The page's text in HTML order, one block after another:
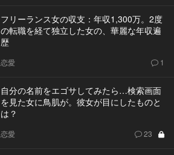
フリーランス女の収支：年収1,300万。2度
の転職を経て独立した女の、華麗な年収遍
歴
恋愛 1
自分の名前をエゴサしてみたら…検索画面
を見た女に鳥肌が。彼女が目にしたものと
は？
恋愛 23